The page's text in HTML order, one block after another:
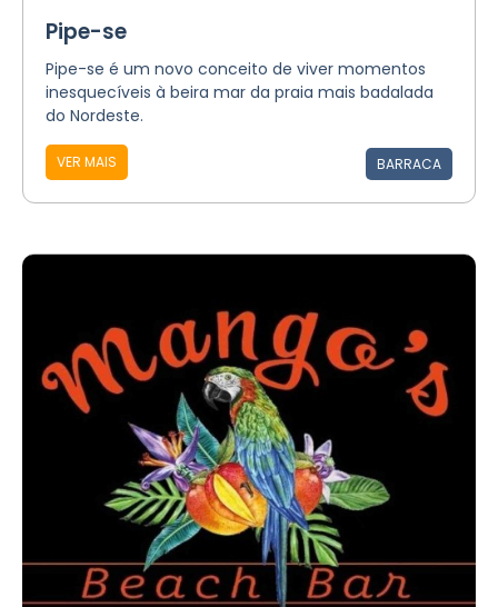
Pipe-se
Pipe-se é um novo conceito de viver momentos
inesquecíveis à beira mar da praia mais badalada
do Nordeste.
VER MAIS BARRACA